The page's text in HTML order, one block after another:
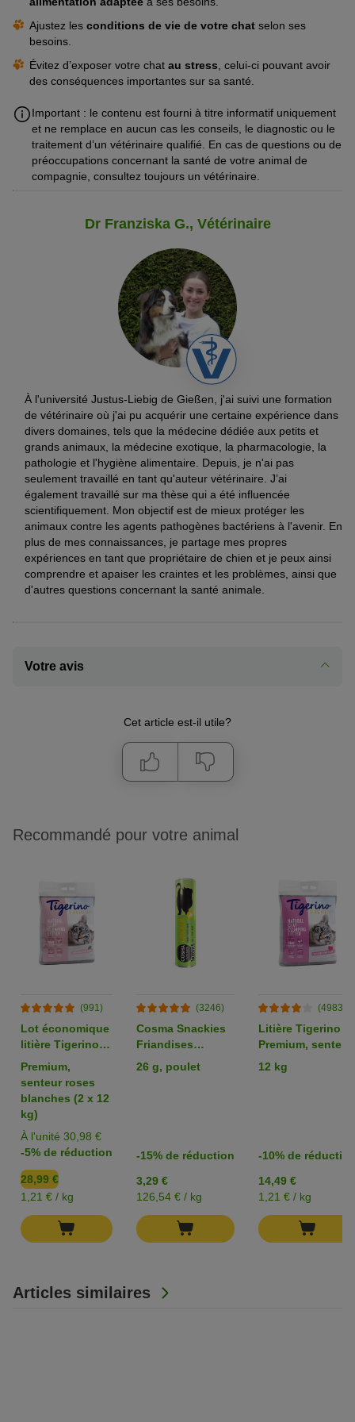
pénétrer dans sa peau. Cela se produit notamment lors de la
toilette mutuelle, des câlins ou des bagarres de territoire.
Contact avec un environnement contaminé
papillomavirus sont connus pour leur capacité à survivre
longtemps dans leur milieu naturel. Il est également possible
Les virus peuvent se trouver sur une brosse que vous avez
utilisée pourbrosser un chat
infecté. Si vous brossez un chat
non infecté, il y a un risque de transmission de la maladie chez
l’animal sain.
Les humains peuvent-ils être infectés par le
Cela signifie qu’ils ne sont pas compatibles avec le corps humain
et ne survivent que brièvement. C’est la raison pour laquelle ils
ne sont pas contagieux pour l’homme.
Ajustez les conditions de vie de votre chat selon ses
besoins.
Évitez d’exposer votre chat au stress , celui-ci pouvant avoir
des conséquences importantes sur sa santé.
Important : le contenu est fourni à titre informatif uniquement
et ne remplace en aucun cas les conseils, le diagnostic ou le
traitement d’un vétérinaire qualifié. En cas de questions ou de
préoccupations concernant la santé de votre animal de
compagnie, consultez toujours un vétérinaire.
Dr Franziska G., Vétérinaire
À l'université Justus-Liebig de Gießen, j'ai suivi une formation
de vétérinaire où j'ai pu acquérir une certaine expérience dans
divers domaines, tels que la médecine dédiée aux petits et
grands animaux, la médecine exotique, la pharmacologie, la
pathologie et l'hygiène alimentaire. Depuis, je n'ai pas
seulement travaillé en tant qu'auteur vétérinaire. J’ai
également travaillé sur ma thèse qui a été influencée
scientifiquement. Mon objectif est de mieux protéger les
animaux contre les agents pathogènes bactériens à l'avenir. En
plus de mes connaissances, je partage mes propres
expériences en tant que propriétaire de chien et je peux ainsi
comprendre et apaiser les craintes et les problèmes, ainsi que
d'autres questions concernant la santé animale.
Votre avis
Cet article est-il utile?
Articles similaires
Recommandé pour votre animal
(991)
Lot économique
litière Tigerino
Premium ou
Performance
Premium,
senteur roses
blanches (2 x 12
kg)
À l'unité 30,98 €
-5% de réduction
28,99 €
1,21 € / kg
(3246)
Cosma Snackies
Friandises
lyophilisées pour
chat
26 g, poulet
-15% de réduction
3,29 €
126,54 € / kg
(4983)
Litière Tigerino
Premium, senteur
talc pour bébé
pour chat
12 kg
-10% de
14,49 €
1,21 € / kg